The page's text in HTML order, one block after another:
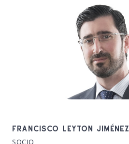
FRANCISCO LEYTON JIMÉNEZ
SOCIO